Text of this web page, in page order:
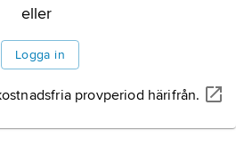
eller
Logga in
provperiod härifrån.